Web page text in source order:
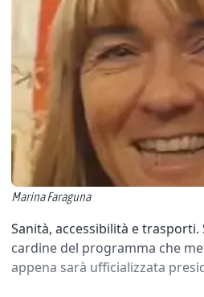
Marina Faraguna
Sanità, accessibilità e
cardine del programma che
appena sarà ufficializzata